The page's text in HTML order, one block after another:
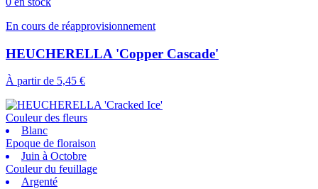
En cours de réapprovisionnement
HEUCHERELLA 'Copper Cascade'
À partir de 5,45 €
Couleur des fleurs
Blanc
Epoque de floraison
Juin à Octobre
Couleur du feuillage
Argenté